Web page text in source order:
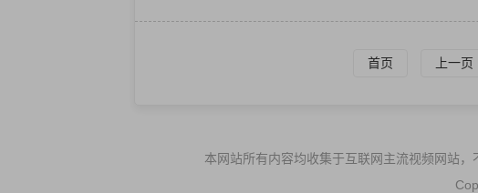
首页 上一页
本网站所有内容均收集于互联网主流视频网站